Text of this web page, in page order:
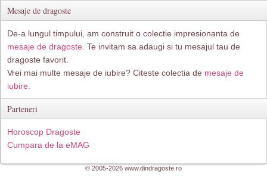
Mesaje de dragoste
De-a lungul timpului, am construit o colectie impresionanta de
mesaje de dragoste . Te invitam sa adaugi si tu mesajul tau de
dragoste favorit.
Vrei mai multe mesaje de iubire? Citeste colectia de mesaje de
iubire.
Parteneri
Horoscop Dragoste
Cumpara de la eMAG
© 2005-2026 www.dindragoste.ro